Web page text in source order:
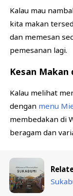
Kalau mau
kita makan
dan memesan
pemesanan lagi.
Kesan Makan
Kalau melihat
dengan menu
membedakan di
beragam dan